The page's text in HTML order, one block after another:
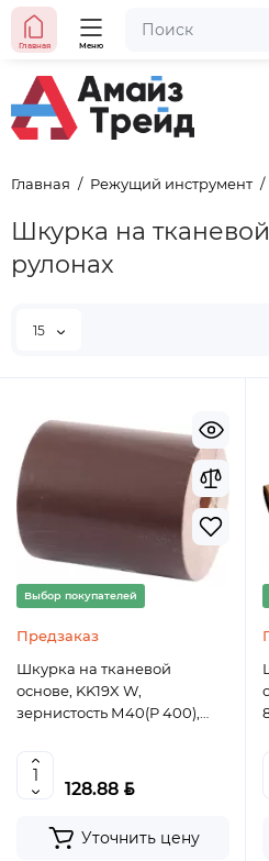
Главная Меню
Главная Режущий инструмент
Шкурка на
рулонах
15
Выбор покупателей
Предзаказ
Шкурка на тканевой
основе, KK19X W,
зернистость М40(P 400),
водостойкая, "БАЗ" Россия
128.88 BYN
Уточнить цену